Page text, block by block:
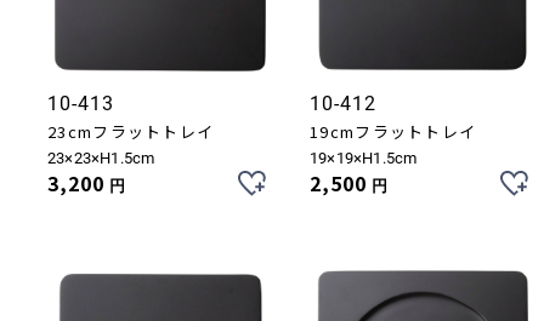
10-413
23cmフラットトレイ
23×23×H1.5cm
3,200 円
10-412
19cmフラットトレイ
19×19×H1.5cm
2,500 円